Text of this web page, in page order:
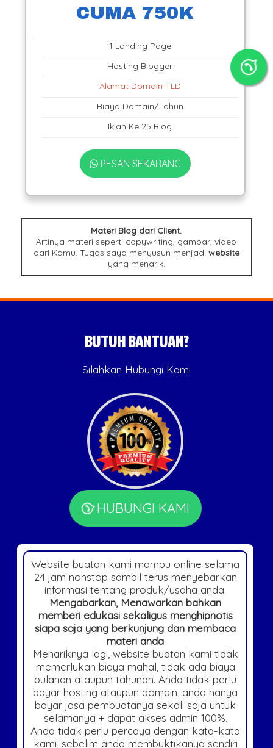
CUMA 750K
1 Landing Page
Hosting Blogger
Alamat Domain TLD
Biaya Domain/Tahun
Iklan Ke 25 Blog
PESAN SEKARANG
Materi Blog dari Client.
Artinya materi seperti copywriting, gambar, video
dari Kamu. Tugas saya menyusun menjadi website
yang menarik.
BUTUH BANTUAN?
Silahkan Hubungi Kami
HUBUNGI KAMI
Website buatan kami mampu online selama
24 jam nonstop sambil terus menyebarkan
informasi tentang produk/usaha anda.
Mengabarkan, Menawarkan bahkan
memberi edukasi sekaligus menghipnotis
siapa saja yang berkunjung dan membaca
materi anda
Menariknya lagi, website buatan kami tidak
memerlukan biaya mahal, tidak ada biaya
bulanan ataupun tahunan. Anda tidak perlu
bayar hosting ataupun domain, anda hanya
bayar jasa pembuatanya sekali saja untuk
selamanya + dapat akses admin 100%.
Anda tidak perlu percaya dengan kata-kata
kami, sebelim anda membuktikanya sendiri